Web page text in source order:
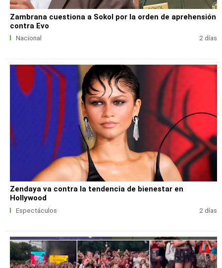
Zambrana cuestiona a Sokol por la orden de aprehensión
contra Evo
Nacional 2 días
Zendaya va contra la tendencia de bienestar en
Hollywood
Espectáculos 2 días